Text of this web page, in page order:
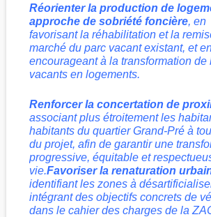
Réorienter la production de
approche de sobriété foncière, en
favorisant la réhabilitation et la
marché du parc vacant existant, et
encourageant à la transformation de
vacants en logements.
Renforcer la concertation de
associant plus étroitement les
habitants du quartier Grand-Pré à
du projet, afin de garantir une
progressive, équitable et
vie.Favoriser la renaturation
identifiant les zones à
intégrant des objectifs concrets de
dans le cahier des charges de la